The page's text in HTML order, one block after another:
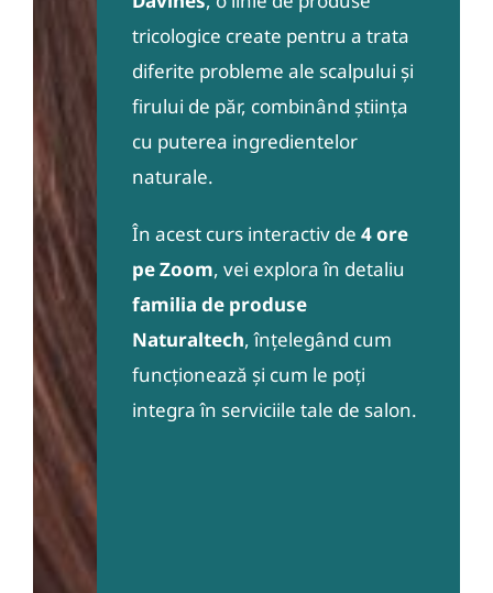
tricologice create pentru a trata
diferite probleme ale scalpului și
firului de păr, combinând știința
cu puterea ingredientelor
naturale.
În acest curs interactiv de 4 ore
pe Zoom, vei explora în detaliu
familia de produse
Naturaltech, înțelegând cum
funcționează și cum le poți
integra în serviciile tale de salon.